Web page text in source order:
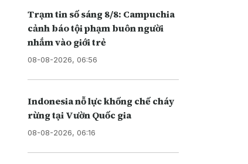
Trạm tin số sáng 8/8: Campuchia
cảnh báo tội phạm buôn người
nhắm vào giới trẻ
08-08-2026, 06:56
Indonesia nỗ lực khống chế cháy
rừng tại Vườn Quốc gia
08-08-2026, 06:16